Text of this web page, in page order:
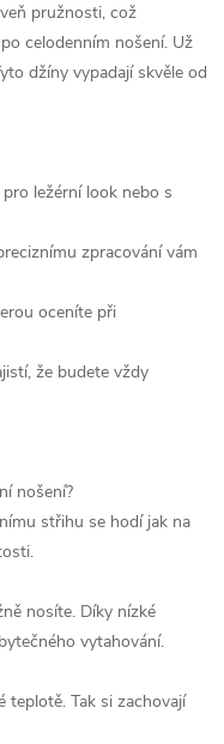
pružnosti, což
celodenním nošení. Už
džíny vypadají skvěle od
ležérní look nebo s
zpracování vám
oceníte při
že budete vždy
nošení?
střihu se hodí jak na
nosíte. Díky nízké
vytahování.
teplotě. Tak si zachovají